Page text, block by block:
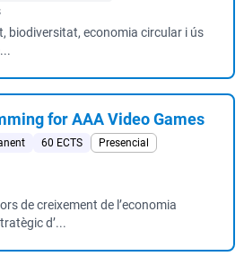
biodiversitat, economia circular i ús
for AAA Video Games
60 ECTS
Presencial
de creixement de l’economia
d’...